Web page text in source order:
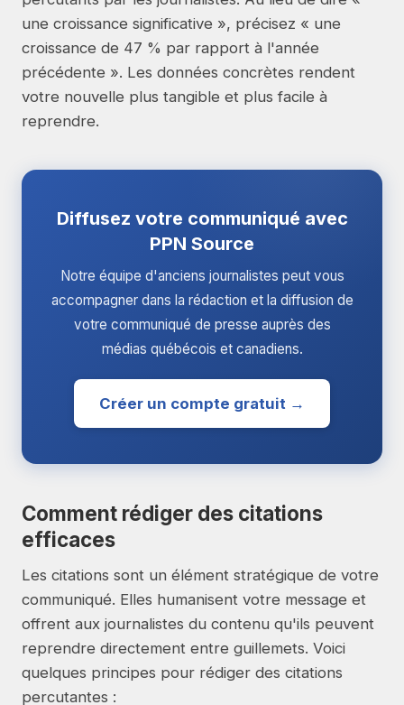
une croissance significative », précisez « une
croissance de 47 % par rapport à l'année
précédente ». Les données concrètes rendent
votre nouvelle plus tangible et plus facile à
reprendre.
Diffusez votre communiqué avec
PPN Source
Notre équipe d'anciens journalistes peut vous
accompagner dans la rédaction et la diffusion de
votre communiqué de presse auprès des
médias québécois et canadiens.
Créer un compte gratuit →
Comment rédiger des citations
efficaces
Les citations sont un élément stratégique de votre
communiqué. Elles humanisent votre message et
offrent aux journalistes du contenu qu'ils peuvent
reprendre directement entre guillemets. Voici
quelques principes pour rédiger des citations
percutantes :